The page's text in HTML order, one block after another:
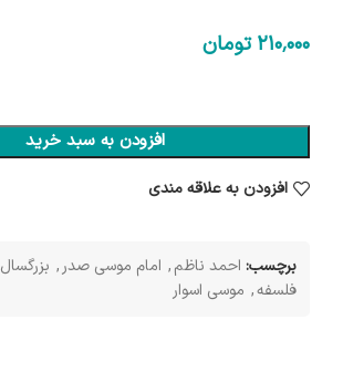
210٬000 تومان
افزودن به سبد خرید
افزودن به علاقه مندی
برچسب: احمد ناظم, امام موسی صدر , بزرگسال
فلسفه, موسی اسوار